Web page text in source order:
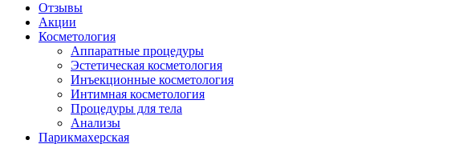
Отзывы
Акции
Косметология
Аппаратные процедуры
Эстетическая косметология
Инъекционные косметология
Интимная косметология
Процедуры для тела
Анализы
Парикмахерская